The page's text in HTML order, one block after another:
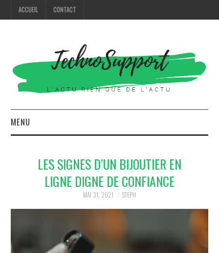
ACCUEIL CONTACT
MENU
MODE
IMMOBILIER
LES SIGNES D’UN BIJOUTIER EN
LIGNE DIGNE DE CONFIANCE
MAI 31, 2021 STEPH